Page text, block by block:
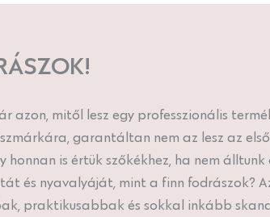
azon, mitől lesz egy professzionális
garantáltan nem az lesz az
honnan is értük szőkékhez, ha nem
és nyavalyáját, mint a finn fodrászok?
praktikusabbak és sokkal inkább